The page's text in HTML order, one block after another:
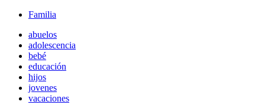
Familia
abuelos
adolescencia
bebé
educación
hijos
jovenes
vacaciones